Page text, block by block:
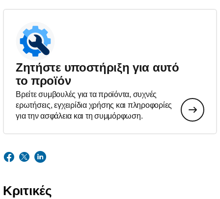
Ζητήστε υποστήριξη για αυτό
το προϊόν
Βρείτε συμβουλές για τα προϊόντα, συχνές
ερωτήσεις, εγχειρίδια χρήσης και πληροφορίες
για την ασφάλεια και τη συμμόρφωση.
Κριτικές